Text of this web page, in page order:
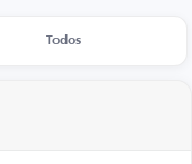
Todos